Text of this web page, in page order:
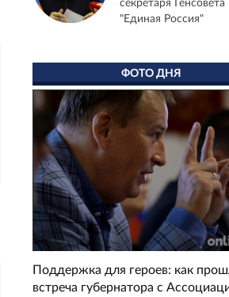
секретаря Генсовета
"Единая Россия"
ФОТО ДНЯ
Поддержка для героев: как
встреча губернатора с